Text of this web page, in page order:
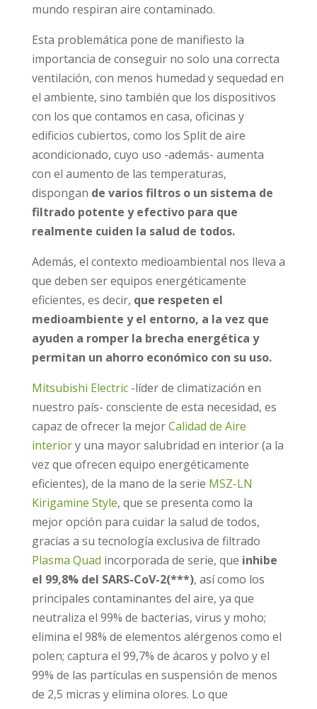
mundo respiran aire contaminado.
Esta problemática pone de manifiesto la
importancia de conseguir no solo una correcta
ventilación, con menos humedad y sequedad en
el ambiente, sino también que los dispositivos
con los que contamos en casa, oficinas y
edificios cubiertos, como los Split de aire
acondicionado, cuyo uso -además- aumenta
con el aumento de las temperaturas,
dispongan de varios filtros o un sistema de
filtrado potente y efectivo para que
realmente cuiden la salud de todos.
Además, el contexto medioambiental nos lleva a
que deben ser equipos energéticamente
eficientes, es decir, que respeten el
medioambiente y el entorno, a la vez que
ayuden a romper la brecha energética y
permitan un ahorro económico con su uso.
Mitsubishi Electric-líder de climatización en
nuestro país- consciente de esta necesidad, es
capaz de ofrecer la mejorCalidad de Aire
interiory una mayor salubridad en interior (a la
vez que ofrecen equipo energéticamente
eficientes), de la mano de la serie MSZ-LN
Kirigamine Style, que se presenta como la
mejor opción para cuidar la salud de todos,
gracias a su tecnología exclusiva de filtrado
Plasma Quad incorporada de serie, que inhibe
el 99,8% del SARS-CoV-2(***), así como los
principales contaminantes del aire, ya que
neutraliza el 99% de bacterias, virus y moho;
elimina el 98% de elementos alérgenos como el
polen; captura el 99,7% de ácaros y polvo y el
99% de las partículas en suspensión de menos
de 2,5 micras y elimina olores. Lo que